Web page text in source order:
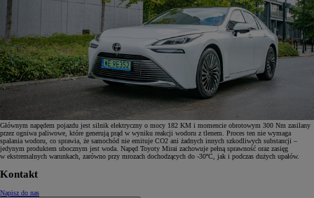
Głównym napędem pojazdu jest silnik elektryczny o mocy 182 KM i momencie obrotowym 300 Nm zasilany
przez ogniwa paliwowe, które generują prąd w wyniku reakcji wodoru z tlenem. Proces ten nie wymaga
spalania wodoru, co sprawia, że samochód nie emituje CO2 ani żadnych innych szkodliwych substancji –
jedynym produktem ubocznym jest woda. Napęd Toyoty Mirai zachowuje pełną sprawność oraz zasięg
w ekstremalnych warunkach, zarówno przy mrozach dochodzących do -30ºC, jak i podczas dużych upałów.
Kontakt
Napisz do nas